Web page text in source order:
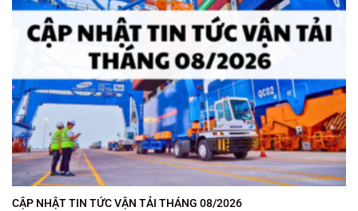
CẬP NHẬT TIN TỨC VẬN TẢI THÁNG 08/2026